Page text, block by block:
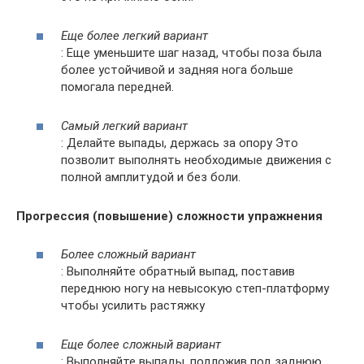
Еще более легкий вариант
: Еще уменьшите шаг назад, чтобы поза была
более устойчивой и задняя нога больше
помогала передней.
Самый легкий вариант
: Делайте выпады, держась за опору Это
позволит выполнять необходимые движения с
полной амплитудой и без боли.
Прогрессия (повышение) сложности упражнения
Более сложный вариант
: Выполняйте обратный выпад, поставив
переднюю ногу на невысокую степ-платформу
чтобы усилить растяжку
Еще более сложный вариант